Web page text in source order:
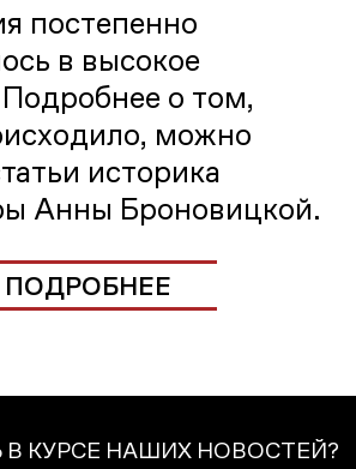
постепенно
в высокое
Подробнее о том,
можно
историка
Анны Броновицкой.
ПОДРОБНЕЕ
КУРСЕ НАШИХ НОВОСТЕЙ?